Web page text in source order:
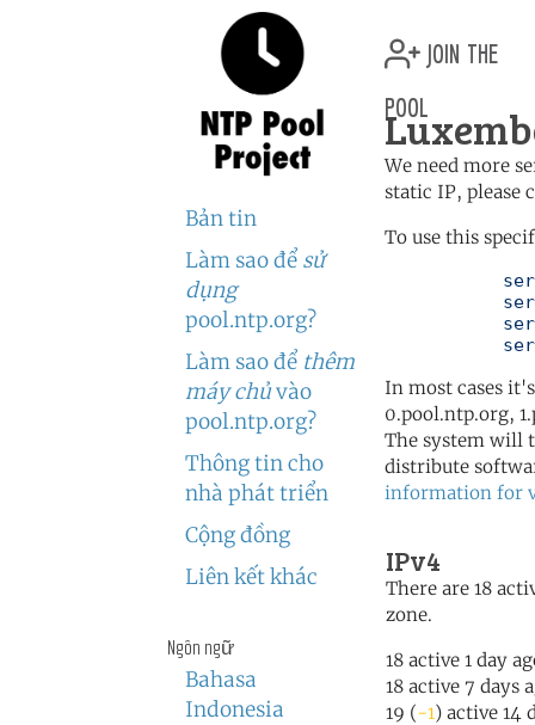
Bản tin
Làm sao để sử
dụng
pool.ntp.org?
Làm sao để thêm
máy chủvào
pool.ntp.org?
Thông tin cho
nhà phát triển
Cộng đồng
Liên kết khác
Ngôn ngữ
Bahasa
Indonesia
join the
pool
We need more
static IP, please
To use this
In most cases
0.pool.ntp.org,
The system will
distribute
information for
IPv4
There are 18
zone.
18 active 1 day
18 active 7 days
19 (-1) active 14